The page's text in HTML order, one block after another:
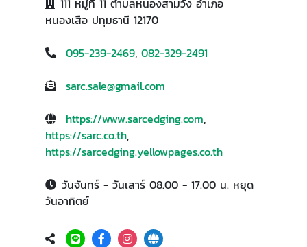
หนองเสือ ปทุมธานี 12170
095-239-2469, 082-329-2491
sarc.sale@gmail.com
https://www.sarcedging.com,
https://sarc.co.th,
https://sarcedging.yellowpages.co.th
วันจันทร์ - วันเสาร์ 08.00 - 17.00 น. หยุด
วันอาทิตย์